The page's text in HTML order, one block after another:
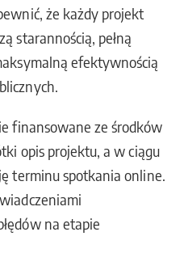
że każdy projekt
starannością, pełną
efektywnością
finansowane ze środków
opis projektu, a w ciągu
terminu spotkania online.
na etapie